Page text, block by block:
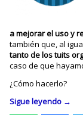
a mejorar el uso y
también que, al
tanto de los tuits
caso de que
¿Cómo hacerlo?
Sigue leyendo →